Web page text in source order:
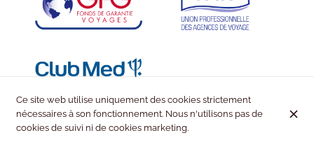
Ce site web utilise uniquement des cookies strictement
nécessaires à son fonctionnement. Nous n'utilisons pas de
cookies de suivi ni de cookies marketing.